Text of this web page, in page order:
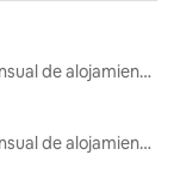
Renta mensual de alojamientos
Renta mensual de alojamientos